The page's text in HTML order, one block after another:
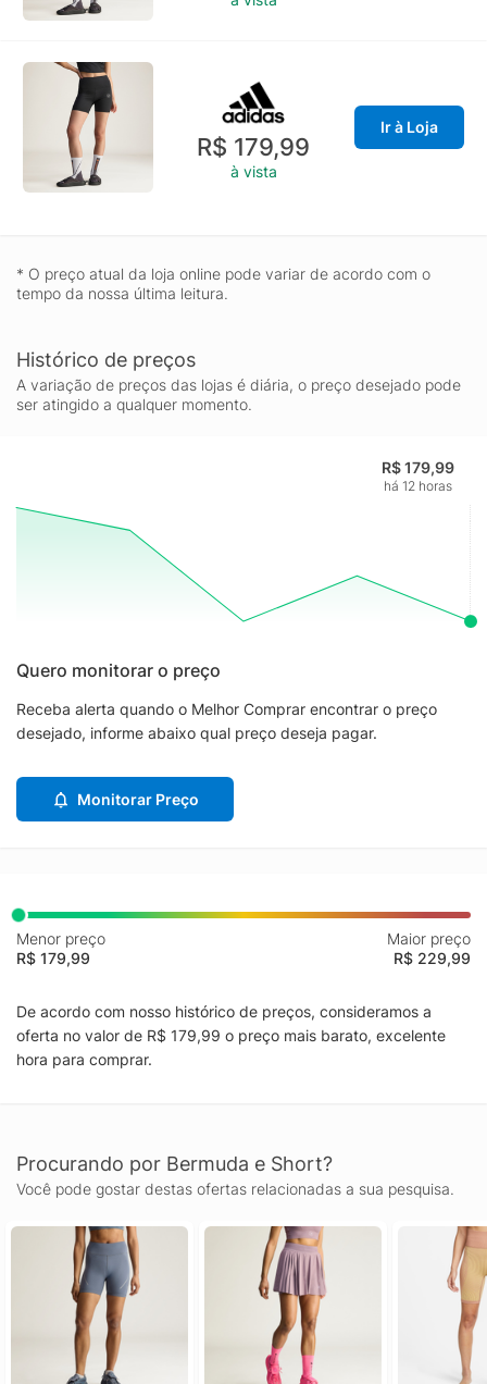
R$ 179,99
à vista
Ir à Loja
* O preço atual da loja online pode variar de acordo com o
tempo da nossa última leitura.
Histórico de preços
A variação de preços das lojas é diária, o preço desejado pode
ser atingido a qualquer momento.
R$ 179,99
há 12 horas
Quero monitorar o preço
Receba alerta quando o Melhor Comprar encontrar o preço
desejado, informe abaixo qual preço deseja pagar.
Monitorar Preço
Menor preço
R$ 179,99
Maior preço
R$ 229,99
De acordo com nosso histórico de preços, consideramos a
oferta no valor de R$ 179,99 o preço mais barato, excelente
hora para comprar.
Procurando por Bermuda e Short?
Você pode gostar destas ofertas relacionadas a sua pesquisa.